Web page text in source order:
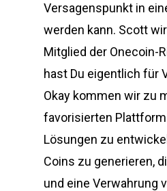
Versagenspunkt in
werden kann. Scott
Mitglied der Onecoin-
hast Du eigentlich für
Okay kommen wir zu
favorisierten
Lösungen zu
Coins zu generieren,
und eine Verwahrung